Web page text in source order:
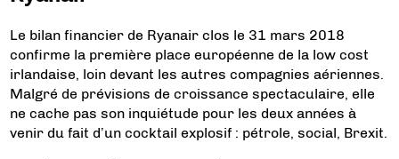
Le bilan financier de Ryanair clos le 31 mars 2018
confirme la première place européenne de la low cost
irlandaise, loin devant les autres compagnies aériennes.
Malgré de prévisions de croissance spectaculaire, elle
ne cache pas son inquiétude pour les deux années à
venir du fait d’un cocktail explosif : pétrole, social, Brexit.